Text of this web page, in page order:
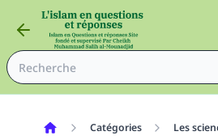
Catégories Les